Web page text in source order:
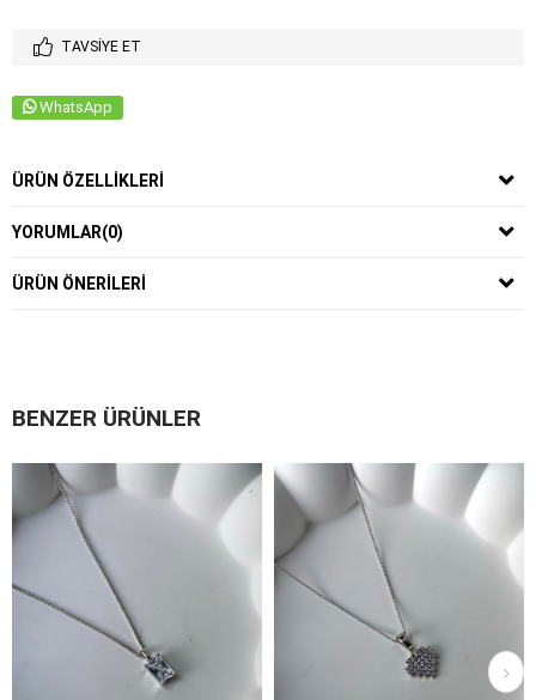
TAVSIYE ET
WhatsApp
ÜRÜN ÖZELLIKLERI
YORUMLAR(0)
ÜRÜN ÖNERILERI
BENZER ÜRÜNLER